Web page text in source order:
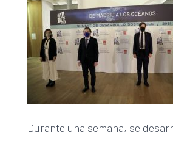
Durante una semana, se